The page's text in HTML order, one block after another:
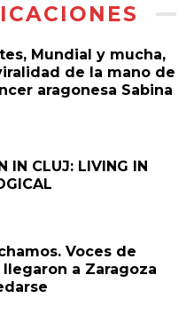
Mundial y mucha,
de la mano de
aragonesa Sabina
IN CLUJ: LIVING IN
Voces de
a Zaragoza